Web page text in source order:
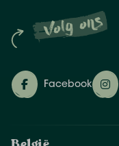
Volg ons
Facebook